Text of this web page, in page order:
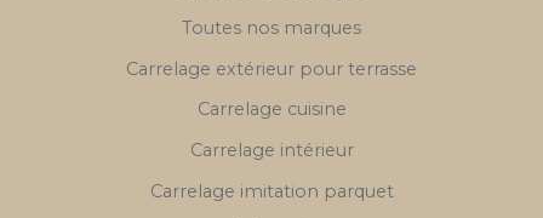
Toutes nos marques
Carrelage extérieur pour terrasse
Carrelage cuisine
Carrelage intérieur
Carrelage imitation parquet